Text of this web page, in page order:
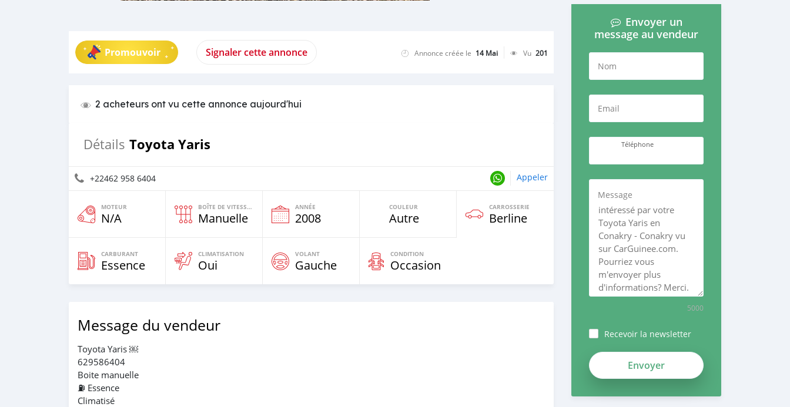
Promouvoir Signaler cette annonce Annonce créée le 14 Mai Vu 201
2 acheteurs ont vu cette annonce aujourd'hui
Détails Toyota Yaris
+22462 958 6404 Appeler
MOTEUR
N/A
BOÎTE DE VITESSES
Manuelle
ANNÉE
2008
COULEUR
Autre
CARROSSERIE
Berline
CARBURANT
Essence
CLIMATISATION
Oui
VOLANT
Gauche
CONDITION
Occasion
Message du vendeur
Toyota Yaris ￼
629586404
Boite manuelle
⛽️ Essence
Climatisé
Envoyer un
message au vendeur
Nom
Email
Téléphone
Message
5000
Recevoir la newsletter
mPDdXGxvcHUay6HxxosL